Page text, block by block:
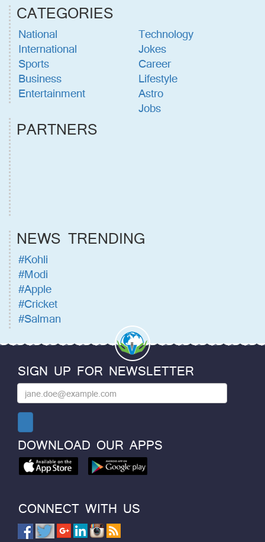
CATEGORIES
National
International
Sports
Business
Entertainment
Technology
Jokes
Career
Lifestyle
Astro
Jobs
PARTNERS
NEWS TRENDING
#Kohli
#Modi
#Apple
#Cricket
#Salman
SIGN UP FOR NEWSLETTER
DOWNLOAD OUR APPS
CONNECT WITH US